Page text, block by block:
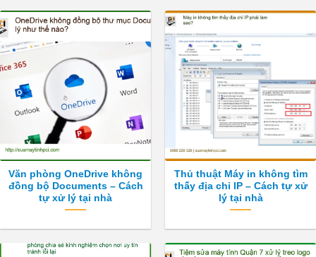
Văn phòng OneDrive không
đồng bộ Documents – Cách
tự xử lý tại nhà
Thủ thuật Máy in không tìm
thấy địa chỉ IP – Cách tự xử
lý tại nhà